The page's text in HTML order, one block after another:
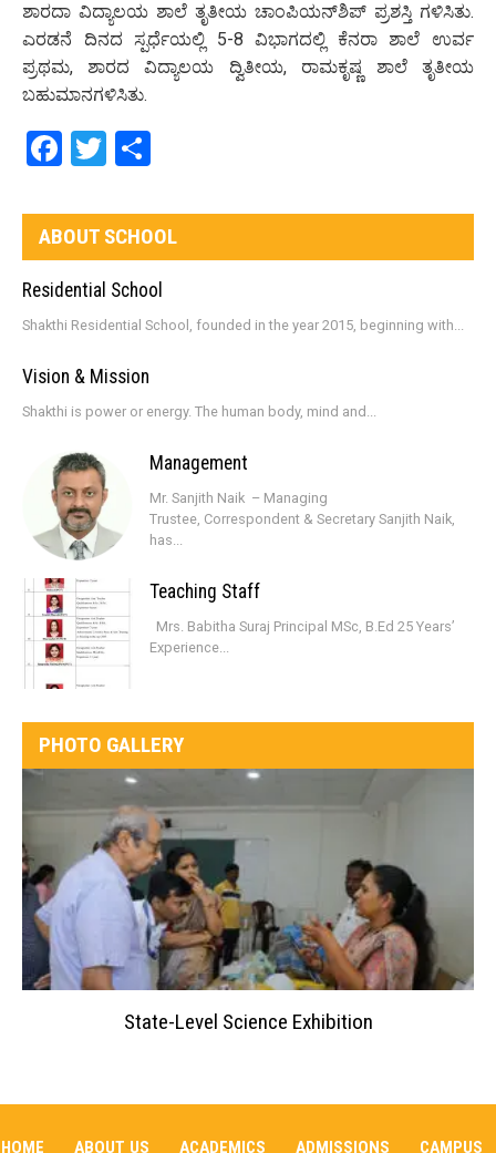
ಶಾರದಾ ವಿದ್ಯಾಲಯ ಶಾಲೆ ತೃತೀಯ ಚಾಂಪಿಯನ್­ಶಿಪ್ ಪ್ರಶಸ್ತಿ ಗಳಿಸಿತು.
ಎರಡನೆ ದಿನದ ಸ್ಪರ್ಧೆಯಲ್ಲಿ 5-8 ವಿಭಾಗದಲ್ಲಿ ಕೆನರಾ ಶಾಲೆ ಉರ್ವ
ಪ್ರಥಮ, ಶಾರದ ವಿದ್ಯಾಲಯ ದ್ವಿತೀಯ, ರಾಮಕೃಷ್ಣ ಶಾಲೆ ತೃತೀಯ
ಬಹುಮಾನಗಳಿಸಿತು.
Facebook
Twitter
ABOUT SCHOOL
Residential School
Shakthi Residential School, founded in the year 2015, beginning with...
Vision & Mission
Shakthi is power or energy. The human body, mind and...
Management
Mr. Sanjith Naik – Managing
Trustee, Correspondent & Secretary Sanjith Naik,
has...
Teaching Staff
Mrs. Babitha Suraj Principal MSc, B.Ed 25 Years’
Experience...
PHOTO GALLERY
State-Level Science Exhibition
HOME ABOUT US ACADEMICS ADMISSIONS CAMPUS